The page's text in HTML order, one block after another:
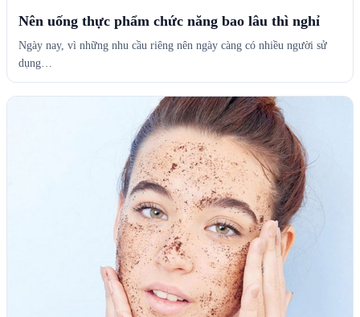
Nên uống thực phẩm chức năng bao lâu thì nghỉ
Ngày nay, vì những nhu cầu riêng nên ngày càng có nhiều người sử
dụng…